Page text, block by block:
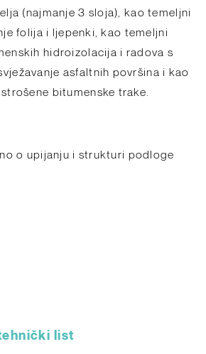
(najmanje 3 sloja), kao temeljni
folija i ljepenki, kao temeljni
hidroizolacija i radova s
asfaltnih površina i kao
bitumenske trake.
o upijanju i strukturi podloge
list